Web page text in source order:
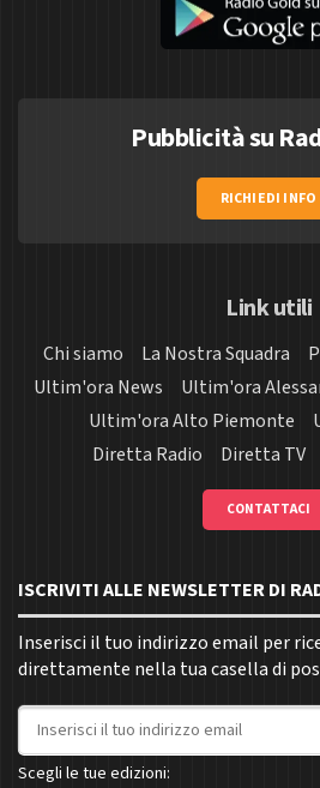
Pubblicità su
RICHIEDI INFO
Link utili
Chi siamo La Nostra Squadra
Ultim'ora News
Ultim'ora
Ultim'ora Alto Piemonte
Diretta Radio
Diretta TV
CONTATTACI
ISCRIVITI ALLE NEWSLETTER DI
Inserisci il tuo indirizzo email per
direttamente nella tua casella di
Indirizzo email
Scegli le tue edizioni: